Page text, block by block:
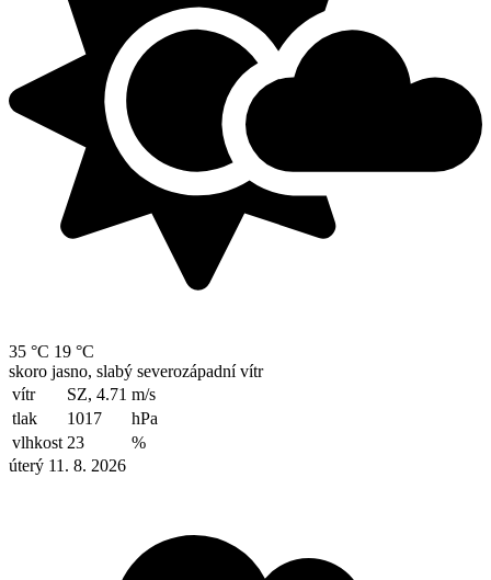
35 °C 19 °C
skoro jasno, slabý severozápadní vítr
vítr
SZ, 4.71 m/s
tlak
1017
hPa
vlhkost 23
%
úterý 11. 8. 2026